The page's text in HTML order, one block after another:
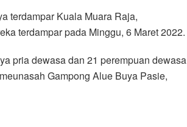
terdampar Kuala Muara Raja,
terdampar pada Minggu, 6 Maret 2022.
pria dewasa dan 21 perempuan dewasa
Gampong Alue Buya Pasie,